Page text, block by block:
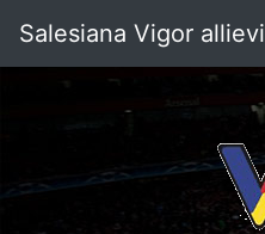
Salesiana Vigor allievi